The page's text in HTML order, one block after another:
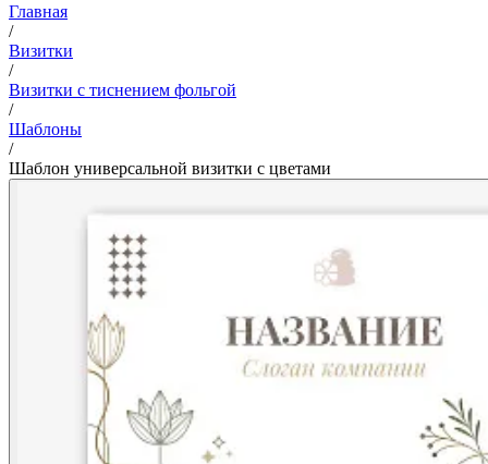
Главная
/
Визитки
/
Визитки с тиснением фольгой
/
Шаблоны
/
Шаблон универсальной визитки с цветами